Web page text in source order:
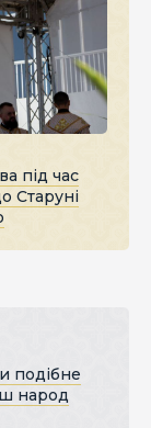
під час
Старуні
подібне
народ